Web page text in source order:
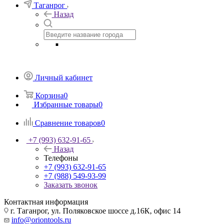
Таганрог
Назад
Личный кабинет
Корзина0
Избранные товары0
Сравнение товаров0
+7 (993) 632-91-65
Назад
Телефоны
+7 (993) 632-91-65
+7 (988) 549-93-99
Заказать звонок
Контактная информация
г. Таганрог, ул. Поляковское шоссе д.16К, офис 14
info@oriontools.ru